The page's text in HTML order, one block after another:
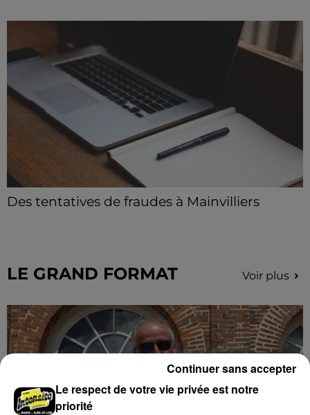
Des tentatives de fraudes à Mainvilliers
LE GRAND FORMAT Voir plus
Le respect de votre vie privée est notre
priorité
Continuer sans accepter